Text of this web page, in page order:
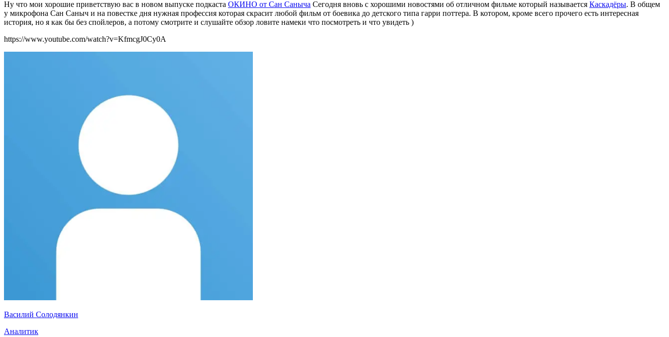
Ну что мои хорошие приветствую вас в новом выпуске подкаста ОКИНО от Сан Саныча Сегодня вновь с хорошими новостями об отличном фильме который называется Каскадёры. В общем
у микрофона Сан Саныч и на повестке дня нужная профессия которая скрасит любой фильм от боевика до детского типа гарри поттера. В котором, кроме всего прочего есть интересная
история, но я как бы без спойлеров, а потому смотрите и слушайте обзор ловите намеки что посмотреть и что увидеть )
https://www.youtube.com/watch?v=KfmcgJ0Cy0A
Василий Солодянкин
Аналитик